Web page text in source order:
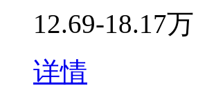
12.69-18.17万
详情